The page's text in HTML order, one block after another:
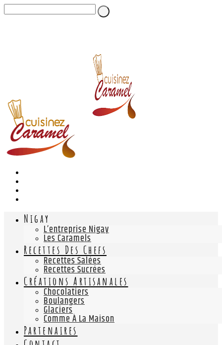
Nigay
L’entreprise Nigay
Les Caramels
Recettes Des Chefs
Recettes Salées
Recettes Sucrées
Créations Artisanales
Chocolatiers
Boulangers
Glaciers
Comme À La Maison
Partenaires